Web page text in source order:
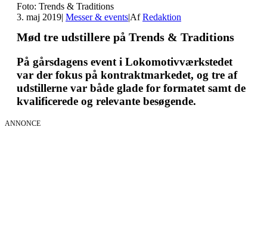
Foto: Trends & Traditions
3. maj 2019| Messer & events|AfRedaktion
Mød tre udstillere på Trends & Traditions
På gårsdagens event i Lokomotivværkstedet
var der fokus på kontraktmarkedet, og tre af
udstillerne var både glade for formatet samt de
kvalificerede og relevante besøgende.
ANNONCE